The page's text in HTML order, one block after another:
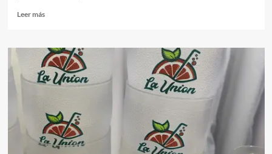
Leer másLeer
Lapiceros
personalizados
–
Practi